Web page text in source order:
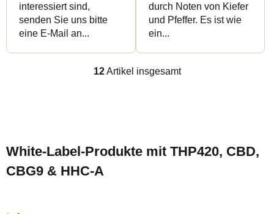
interessiert sind,
senden Sie uns bitte
eine E-Mail an...
durch Noten von Kiefer
und Pfeffer. Es ist wie
ein...
S
e
12Artikel insgesamt
u
ß
z
White-Label-Produkte mit THP420, CBD,
CBG9 & HHC-A